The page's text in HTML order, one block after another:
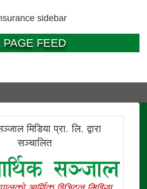
FEED
मिडिया प्रा. लि. द्वारा
सञ्चालित